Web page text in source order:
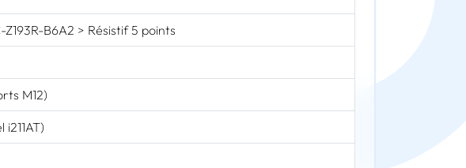
B6A2 > Résistif 5 points
M12)